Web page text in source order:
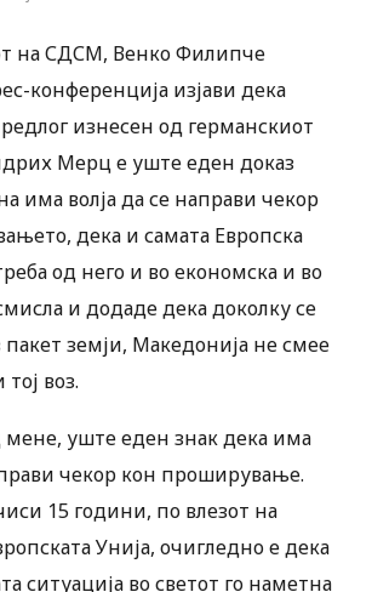
на СДСМ, Венко Филипче
конференција изјави дека
изнесен од германскиот
Мерц е уште еден доказ
има волја да се направи чекор
дека и самата Европска
од него и во економска и во
и додаде дека доколку се
пакет земји, Македонија не смее
воз.
мене, уште еден знак дека има
чекор кон проширување.
15 години, по влезот на
Унија, очигледно е дека
ситуација во светот го наметна